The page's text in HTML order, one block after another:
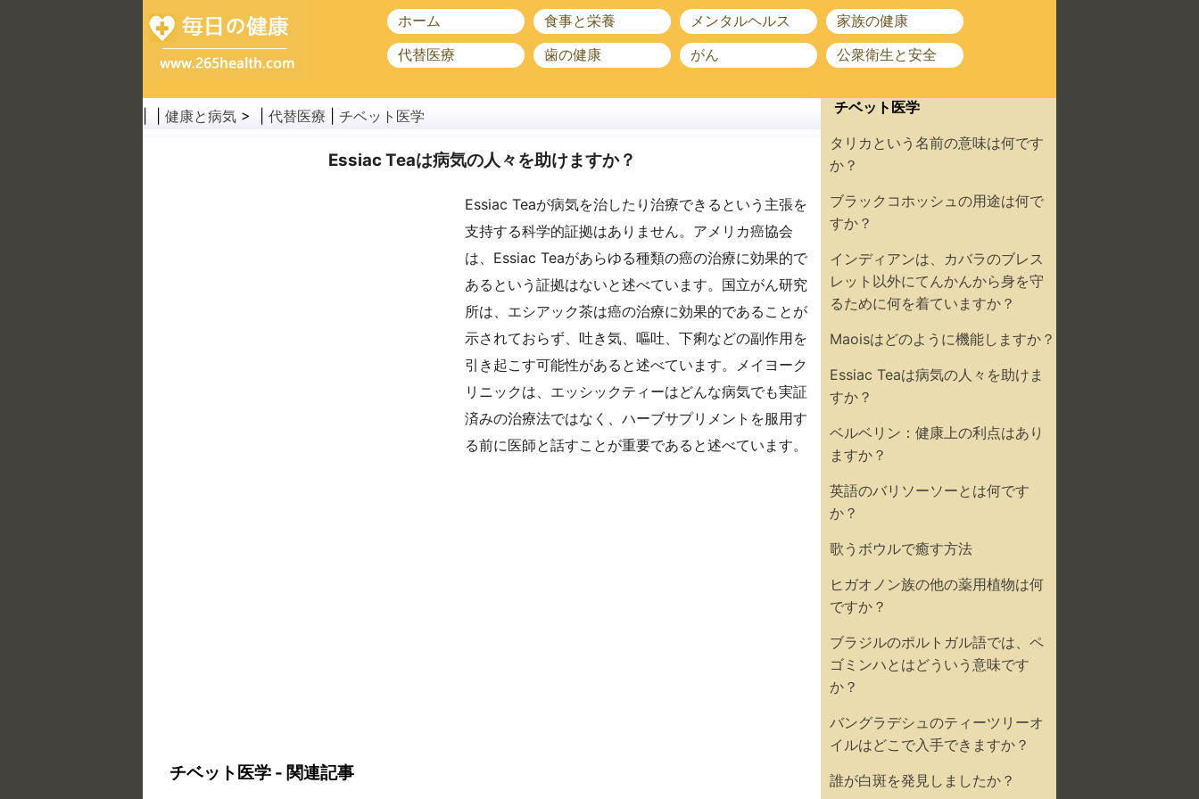
ホーム 食事と栄養 メンタルヘルス
家族の健康
代替医療
歯の健康 がん 公衆衛生と安全
健康と病気 > | 代替医療 チベット医学
Essiac Teaは病気の人々を助けますか？
Essiac Teaが病気を治したり治療できるという主張を
支持する科学的証拠はありません。アメリカ癌協会
は、Essiac Teaがあらゆる種類の癌の治療に効果的で
あるという証拠はないと述べています。国立がん研究
所は、エシアック茶は癌の治療に効果的であることが
示されておらず、吐き気、嘔吐、下痢などの副作用を
引き起こす可能性があると述べています。メイヨーク
リニックは、エッシックティーはどんな病気でも実証
済みの治療法ではなく、ハーブサプリメントを服用す
る前に医師と話すことが重要であると述べています。
チベット医学 - 関連記事
チベット医学
タリカという名前の意味は何です
か？
ブラックコホッシュの用途は何で
すか？
インディアンは、カバラのブレス
レット以外にてんかんから身を守
るために何を着ていますか？
Maoisはどのように機能しますか？
Essiac Teaは病気の人々を助けま
すか？
ベルベリン：健康上の利点はあり
ますか？
英語のバリソーソーとは何です
か？
歌うボウルで癒す方法
ヒガオノン族の他の薬用植物は何
ですか？
ブラジルのポルトガル語では、ペ
ゴミンハとはどういう意味です
か？
バングラデシュのティーツリーオ
イルはどこで入手できますか？
誰が白斑を発見しましたか？